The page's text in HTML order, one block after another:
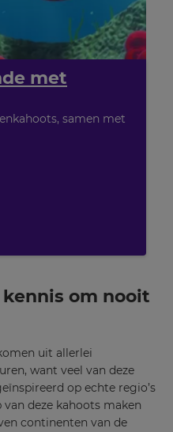
met
samen met
om nooit
uit allerlei
want veel van deze
op echte regio’s
deze kahoots maken
continenten van de